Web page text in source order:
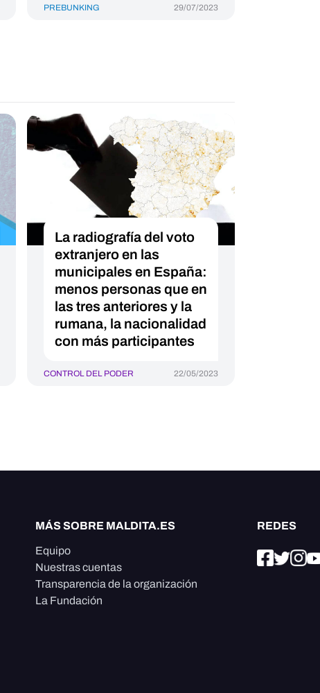
PREBUNKING 29/07/2023
La radiografía del voto
extranjero en las
municipales en España:
menos personas que en
las tres anteriores y la
rumana, la nacionalidad
con más participantes
CONTROL DEL PODER 22/05/2023
MÁS SOBRE MALDITA.ES
Equipo
Nuestras cuentas
Transparencia de la organización
La Fundación
REDES